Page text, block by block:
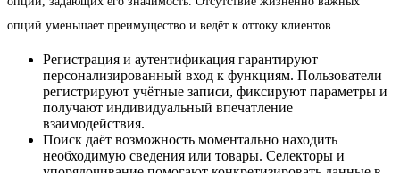
опций уменьшает преимущество и ведёт к оттоку клиентов.
Регистрация и аутентификация гарантируют
персонализированный вход к функциям. Пользователи
регистрируют учётные записи, фиксируют параметры и
получают индивидуальный впечатление
взаимодействия.
Поиск даёт возможность моментально находить
необходимую сведения или товары. Селекторы и